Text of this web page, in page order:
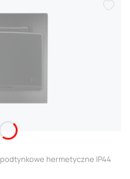
hermetyczne IP44